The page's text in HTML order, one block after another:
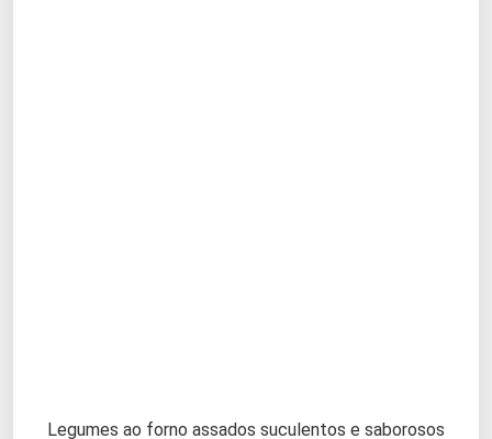
Legumes ao forno assados suculentos e saborosos